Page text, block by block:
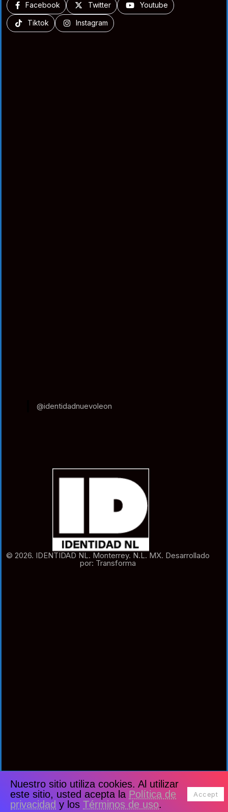
Facebook Twitter Youtube
Tiktok Instagram
@identidadnuevoleon
© 2026. IDENTIDAD NL. Monterrey. N.L. MX. Desarrollado
por: Transforma
Nuestro sitio utiliza cookies. Al utilizar
este sitio, usted acepta la Política de
privacidad y los Términos de uso.
Accept